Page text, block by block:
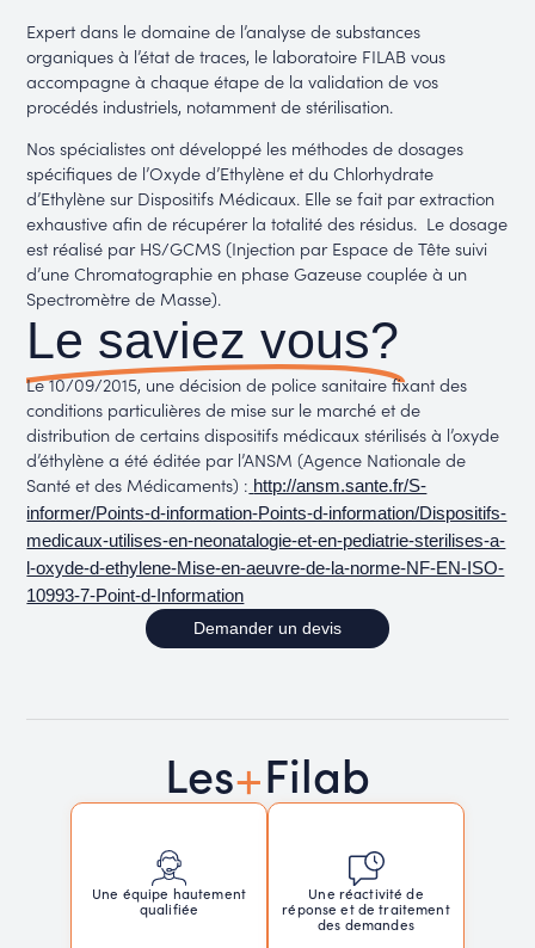
Expert dans le domaine de l’analyse de substances
organiques à l’état de traces, le laboratoire FILAB vous
accompagne à chaque étape de la validation de vos
procédés industriels, notamment de stérilisation.
Nos spécialistes ont développé les méthodes de dosages
spécifiques de l’Oxyde d’Ethylène et du Chlorhydrate
d’Ethylène sur Dispositifs Médicaux. Elle se fait par extraction
exhaustive afin de récupérer la totalité des résidus. Le dosage
est réalisé par HS/GCMS (Injection par Espace de Tête suivi
d’une Chromatographie en phase Gazeuse couplée à un
Spectromètre de Masse).
Le saviez vous?
Le 10/09/2015, une décision de police sanitaire fixant des
conditions particulières de mise sur le marché et de
distribution de certains dispositifs médicaux stérilisés à l’oxyde
d’éthylène a été éditée par l’ANSM (Agence Nationale de
Santé et des Médicaments) : http://ansm.sante.fr/S-
informer/Points-d-information-Points-d-information/Dispositifs-
medicaux-utilises-en-neonatalogie-et-en-pediatrie-sterilises-a-
l-oxyde-d-ethylene-Mise-en-aeuvre-de-la-norme-NF-EN-ISO-
10993-7-Point-d-Information
Demander un devis
Les+Filab
Une équipe hautement
qualifiée
Une réactivité de
réponse et de traitement
des demandes